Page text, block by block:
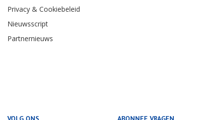
Privacy & Cookiebeleid
Nieuwsscript
Partnernieuws